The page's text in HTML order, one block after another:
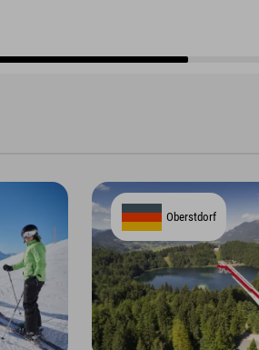
Oberstdorf